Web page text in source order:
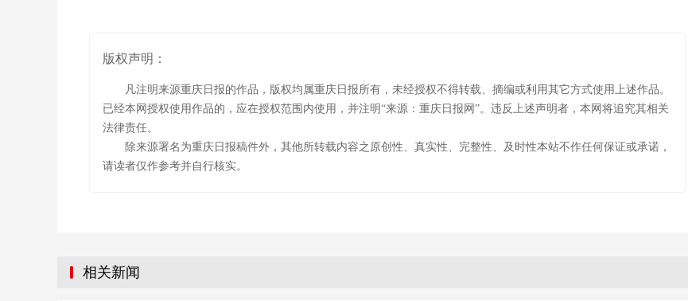
版权声明：
凡注明来源重庆日报的作品，版权均属重庆日报所有，未经授权不得转载、摘编或利用其它方式使用上述作品。
已经本网授权使用作品的，应在授权范围内使用，并注明“来源：重庆日报网”。违反上述声明者，本网将追究其相关
法律责任。
除来源署名为重庆日报稿件外，其他所转载内容之原创性、真实性、完整性、及时性本站不作任何保证或承诺，
请读者仅作参考并自行核实。
相关新闻